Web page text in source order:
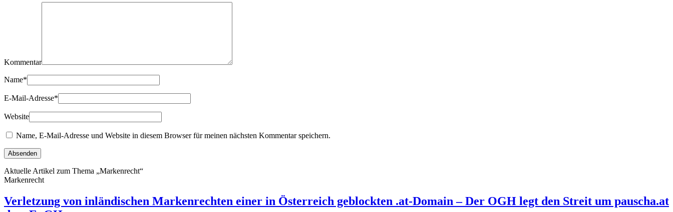
Kommentar
Name*
E-Mail-Adresse*
Website
Name, E-Mail-Adresse und Website in diesem Browser für meinen nächsten Kommentar speichern.
Aktuelle Artikel zum Thema „Markenrecht“
Markenrecht
Verletzung von inländischen Markenrechten einer in Österreich geblockten .at-Domain – Der OGH legt den Streit um pauscha.at